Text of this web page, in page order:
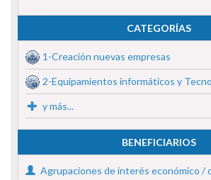
CATEGORÍAS
1-Creación nuevas empresas
2-Equipamientos informáticos y
y más...
BENEFICIARIOS
Agrupaciones de interés económico /